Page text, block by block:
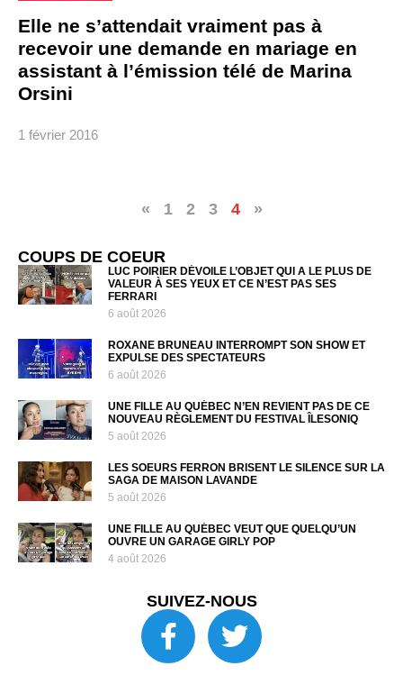
Elle ne s’attendait vraiment pas à
recevoir une demande en mariage en
assistant à l’émission télé de Marina
Orsini
1 février 2016
« 1 2 3 4 »
COUPS DE COEUR
LUC POIRIER DÉVOILE L’OBJET QUI A LE PLUS DE
VALEUR À SES YEUX ET CE N’EST PAS SES
FERRARI
6 août 2026
ROXANE BRUNEAU INTERROMPT SON SHOW ET
EXPULSE DES SPECTATEURS
6 août 2026
UNE FILLE AU QUÉBEC N’EN REVIENT PAS DE CE
NOUVEAU RÈGLEMENT DU FESTIVAL ÎLESONIQ
5 août 2026
LES SOEURS FERRON BRISENT LE SILENCE SUR LA
SAGA DE MAISON LAVANDE
5 août 2026
UNE FILLE AU QUÉBEC VEUT QUE QUELQU’UN
OUVRE UN GARAGE GIRLY POP
4 août 2026
SUIVEZ-NOUS